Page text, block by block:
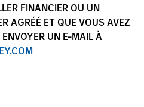
FINANCIER OU UN
AGRÉÉ ET QUE VOUS AVEZ
ENVOYER UN E-MAIL À
of six distinct
long-tenured
up, research driven
to deliver attractive
to mitigate behavioral
making. Eaton Vance